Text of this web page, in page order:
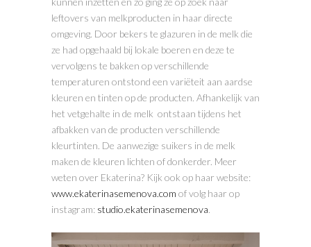
leftovers van melkproducten in haar directe
omgeving. Door bekers te glazuren in de melk die
ze had opgehaald bij lokale boeren en deze te
vervolgens te bakken op verschillende
temperaturen ontstond een variëteit aan aardse
kleuren en tinten op de producten. Afhankelijk van
het vetgehalte in de melk ontstaan tijdens het
afbakken van de producten verschillende
kleurtinten. De aanwezige suikers in de melk
maken de kleuren lichten of donkerder. Meer
weten over Ekaterina? Kijk ook op haar website:
www.ekaterinasemenova.com of volg haar op
instagram: studio.ekaterinasemenova.